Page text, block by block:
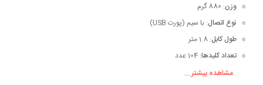
وزن: 880 گرم
نوع اتصال: با سیم (پورت USB)
طول کابل: 1.8 متر
تعداد کلیدها: 104 عدد
مشاهده بیشتر...